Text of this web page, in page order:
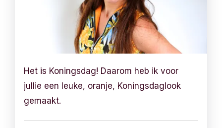
Het is Koningsdag! Daarom heb ik voor
jullie een leuke, oranje, Koningsdaglook
gemaakt.